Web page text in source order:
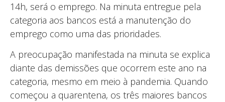
14h, será o emprego. Na minuta entregue pela
categoria aos bancos está a manutenção do
emprego como uma das prioridades.
A preocupação manifestada na minuta se explica
diante das demissões que ocorrem este ano na
categoria, mesmo em meio à pandemia. Quando
começou a quarentena, os três maiores bancos